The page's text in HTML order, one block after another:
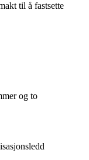
til å fastsette
og to